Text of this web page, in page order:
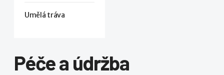
Umělá tráva
Péče a údržba